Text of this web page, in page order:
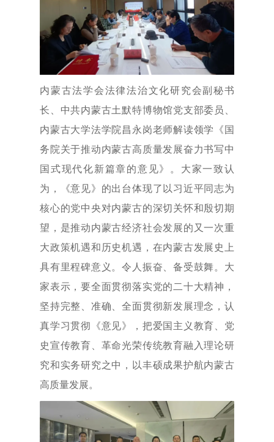
内蒙古法学会法律法治文化研究会副秘书
长、中共内蒙古土默特博物馆党支部委员、
内蒙古大学法学院昌永岗老师解读领学《国
务院关于推动内蒙古高质量发展奋力书写中
国式现代化新篇章的意见》。大家一致认
为，《意见》的出台体现了以习近平同志为
核心的党中央对内蒙古的深切关怀和殷切期
望，是推动内蒙古经济社会发展的又一次重
大政策机遇和历史机遇，在内蒙古发展史上
具有里程碑意义。令人振奋、备受鼓舞。大
家表示，要全面贯彻落实党的二十大精神，
坚持完整、准确、全面贯彻新发展理念，认
真学习贯彻《意见》，把爱国主义教育、党
史宣传教育、革命光荣传统教育融入理论研
究和实务研究之中，以丰硕成果护航内蒙古
高质量发展。